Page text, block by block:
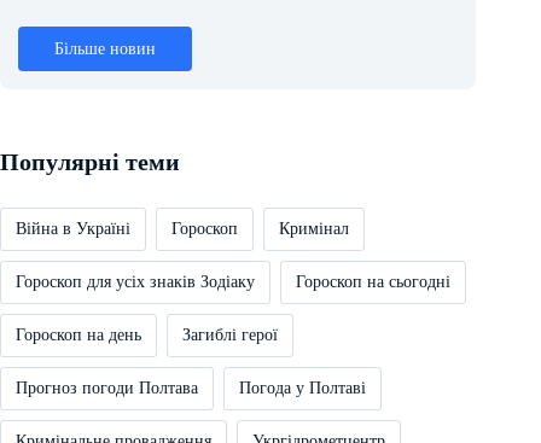
Більше новин
Популярні теми
Війна в Україні Гороскоп Кримінал
Гороскоп для усіх знаків Зодіаку Гороскоп на сьогодні
Гороскоп на день Загиблі герої
Прогноз погоди Полтава Погода у Полтаві